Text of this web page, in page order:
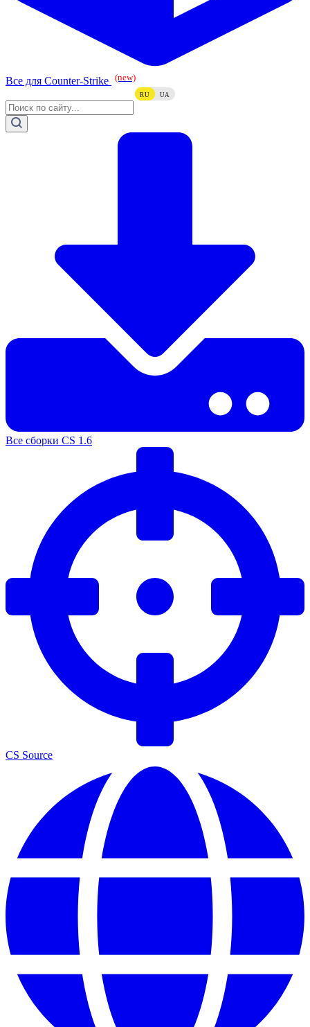
Все для Counter-Strike (new)
RU UA
Все сборки CS 1.6
CS Source